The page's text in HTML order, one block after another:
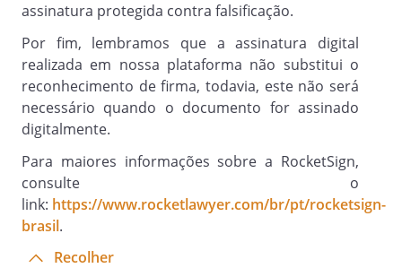
Cláusula 7.
A qualquer momento, poderão as Partes
de comum acordo resilir este Contrato,
sendo que não incidirão quaisquer ônus,
encargos ou penalidades, ressalvado o
cumprimento das obrigações contratuais
ainda pendentes. Não obstante, a outra
parte deverá ser avisada previamente
por escrito, no prazo de
assinatura protegida contra falsificação.
Por fim, lembramos que a assinatura digital
realizada em nossa plataforma não substitui o
reconhecimento de firma, todavia, este não será
necessário quando o documento for assinado
digitalmente.
Para maiores informações sobre a RocketSign,
consulte o
link: https://www.rocketlawyer.com/br/pt/rocketsign-
brasil.
Recolher